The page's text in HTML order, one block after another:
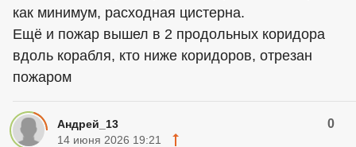
как минимум, расходная цистерна.
Ещё и пожар вышел в 2 продольных коридора
вдоль корабля, кто ниже коридоров, отрезан
пожаром
Андрей_13 0
14 июня 2026 19:21